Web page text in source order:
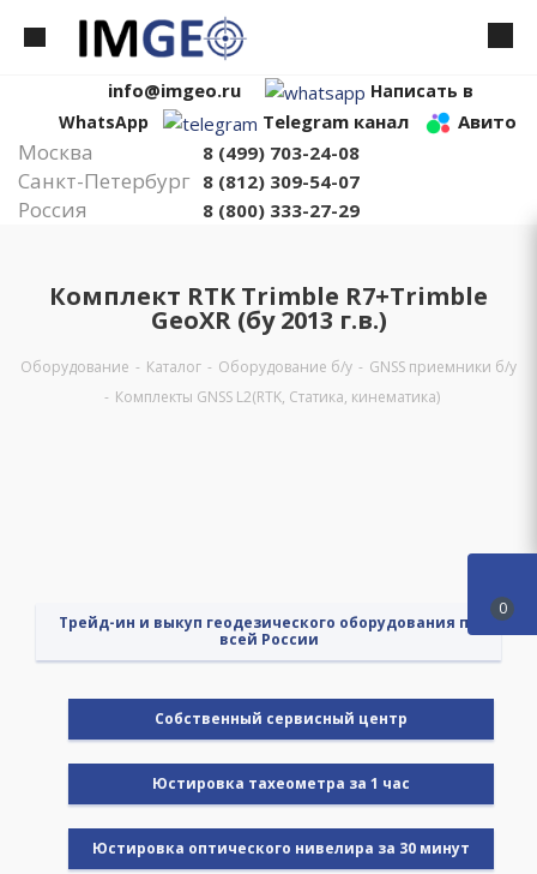
info@imgeo.ru
Написать в
WhatsApp
Telegram канал Авито
Москва 8 (499) 703-24-08
Санкт-Петербург 8 (812) 309-54-07
Россия 8 (800) 333-27-29
Комплект RTK Trimble R7+Trimble
GeoXR (бу 2013 г.в.)
Оборудование - Каталог - Оборудование б/у - GNSS приемники б/у
- Комплекты GNSS L2(RTK, Статика, кинематика)
Трейд-ин и выкуп геодезического оборудования по
всей России
Cобственный сервисный центр
Юстировка тахеометра за 1 час
Юстировка оптического нивелира за 30 минут
0